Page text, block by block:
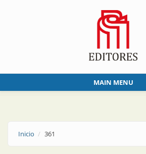
MAIN MENU
Inicio 361